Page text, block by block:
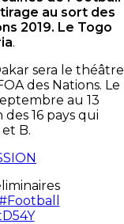
au sort des
2019. Le Togo
.
sera le théâtre
des Nations. Le
au 13
16 pays qui
B.